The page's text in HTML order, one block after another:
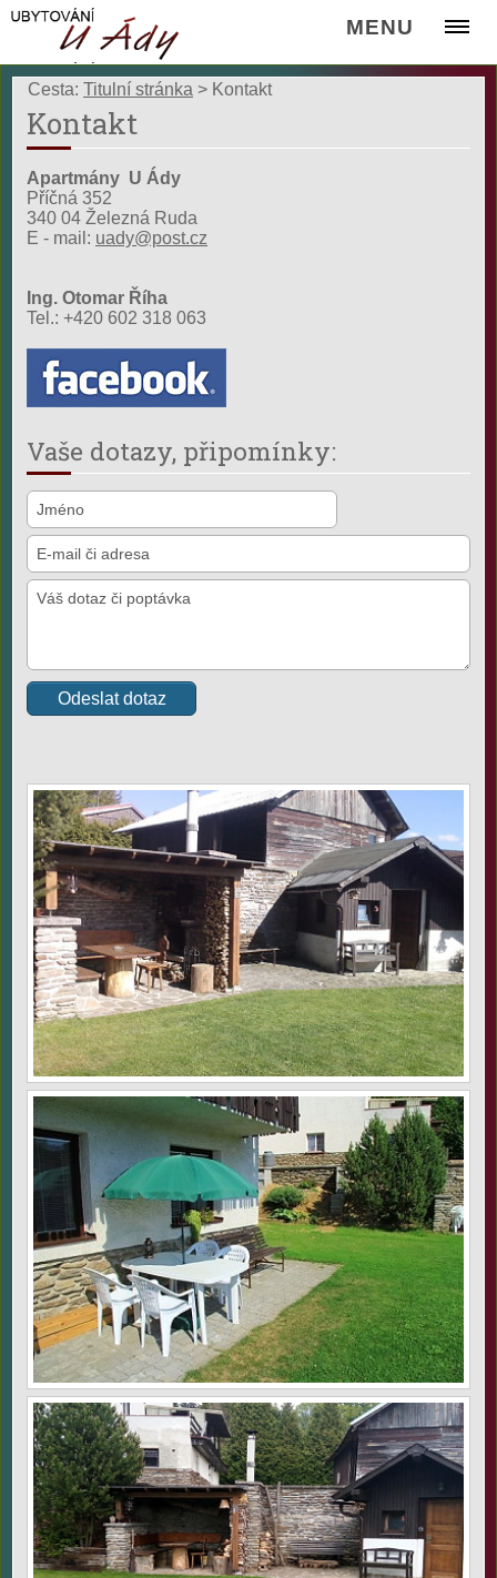
MENU
Cesta: Titulní stránka > Kontakt
Kontakt
Apartmány U Ády
Příčná 352
340 04 Železná Ruda
E - mail: uady@post.cz
Ing. Otomar Říha
Tel.: +420 602 318 063
Vaše dotazy, připomínky: